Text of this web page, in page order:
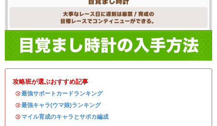
攻略班が選ぶおすすめ記事
・最強サポートカードランキング
・最強キャラ(ウマ娘)ランキング
・ マイル育成のキャラとサポカ編成